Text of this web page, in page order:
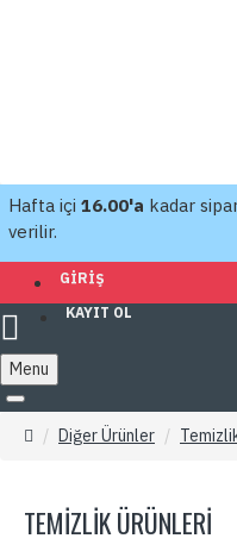
Hafta içi 16.00'a kadar
verilir.
GIRIŞ
KAYIT OL
Menu
Diğer Ürünler
TEMIZLIK ÜRÜNLERI